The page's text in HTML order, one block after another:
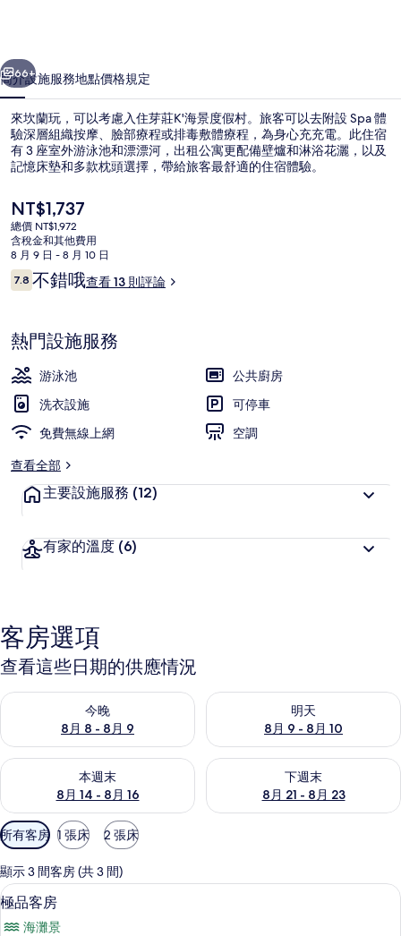
的
相
片
集
個 下一個
66+
簡介設施服務地點價格規定
來坎蘭玩，可以考慮入住芽莊K'海景度假村。旅客可以去附設 Spa 體
驗深層組織按摩、臉部療程或排毒敷體療程，為身心充充電。此住宿
有 3 座室外游泳池和漂漂河，出租公寓更配備壁爐和淋浴花灑，以及
記憶床墊和多款枕頭選擇，帶給旅客最舒適的住宿體驗。
目
前
的
價
格
是
NT$1,737
總價 NT$1,972
含稅金和其他費用
8 月 9 日 - 8 月 10 日
評
論
7.87.8 分，滿分 10 分，
不錯哦查看 13 則評論
熱門設施服務
游泳池
公共廚房
洗衣設施
可停車
免費無線上網
空調
查看全部
主要設施服務 (12)
有家的溫度 (6)
客房選項
查看這些日期的供應情況
今晚
8月 8 - 8月 9
查看今晚 (8月 8 - 8月 9) 的供應情況
明天
8月 9 - 8月 10
查看明天 (8月 9 - 8月 10) 的供
本週末
8月 14 - 8月 16
查看本週末 (8月 14 - 8月 16) 的供應情況
下週末
8月 21 - 8月 23
查看下週末 (8月 21 - 8月 23)
可
用
的
客
房
篩
所有客房 1 張床 2 張床
顯示 3 間客房 (共 3 間)
顯
極品客房 | 1 間臥室、高級寢具、羽絨
15
極品客房
海灘景